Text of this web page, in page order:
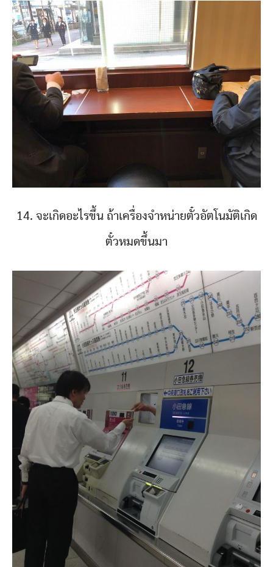
14. จะเกิดอะไรขึ้น ถ้าเครื่องจำหน่ายตั๋วอัตโนมัติเกิด
ตั๋วหมดขึ้นมา